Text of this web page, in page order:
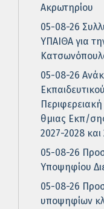
Ακρωτηρίου
05-08-26
ΥΠΑΙΘΑ για
05-08-26
θμιας Εκπ/
2027-2028
05-08-26
Υποψηφίου
05-08-26
υποψηφίων